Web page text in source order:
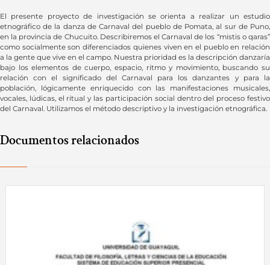
El presente proyecto de investigación se orienta a realizar un estudio
etnográfico de la danza de Carnaval del pueblo de Pomata, al sur de Puno,
en la provincia de Chucuito. Describiremos el Carnaval de los “mistis o qaras”
como socialmente son diferenciados quienes viven en el pueblo en relación
a la gente que vive en el campo. Nuestra prioridad es la descripción danzaría
bajo los elementos de cuerpo, espacio, ritmo y movimiento, buscando su
relación con el significado del Carnaval para los danzantes y para la
población, lógicamente enriquecido con las manifestaciones musicales,
vocales, lúdicas, el ritual y las participación social dentro del proceso festivo
del Carnaval. Utilizamos el método descriptivo y la investigación etnográfica.
Documentos relacionados